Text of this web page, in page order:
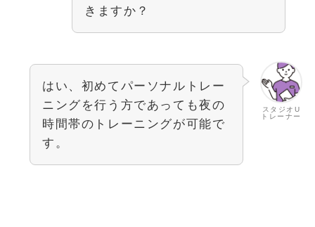
きますか？
スタジオU
トレーナー
はい、初めてパーソナルトレー
ニングを行う方であっても夜の
時間帯のトレーニングが可能で
す。